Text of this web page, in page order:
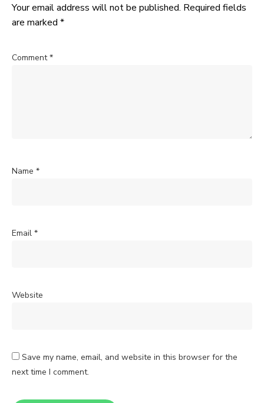
Your email address will not be published. Required fields
are marked *
Comment*
Name *
Email *
Website
Save my name, email, and website in this browser for the
next time I comment.